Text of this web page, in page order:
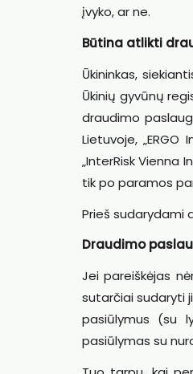
įvyko, ar ne.
Būtina atlikti
Ūkininkas,
Ūkinių gyvūnų
draudimo
Lietuvoje, „ERGO
„InterRisk Vienna
tik po paramos
Prieš sudarydami
Draudimo
Jei pareiškėjas
sutarčiai sudaryti
pasiūlymus (su
pasiūlymas su